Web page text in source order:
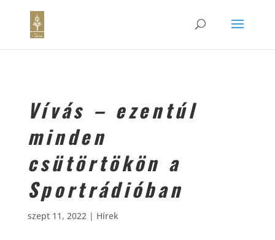
Vívás – ezentúl
minden
csütörtökön a
Sportrádióban
szept 11, 2022| Hírek